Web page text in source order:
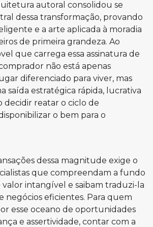
autoral consolidou se
dessa transformação, provando
e a arte aplicada à moradia
de primeira grandeza. Ao
que carrega essa assinatura de
não está apenas
diferenciado para viver, mas
saída estratégica rápida, lucrativa
decidir reatar o ciclo de
o bem para o
dessa magnitude exige o
que compreendam a fundo
valor intangível e saibam traduzi-la
negócios eficientes. Para quem
esse oceano de oportunidades
e assertividade, contar com a